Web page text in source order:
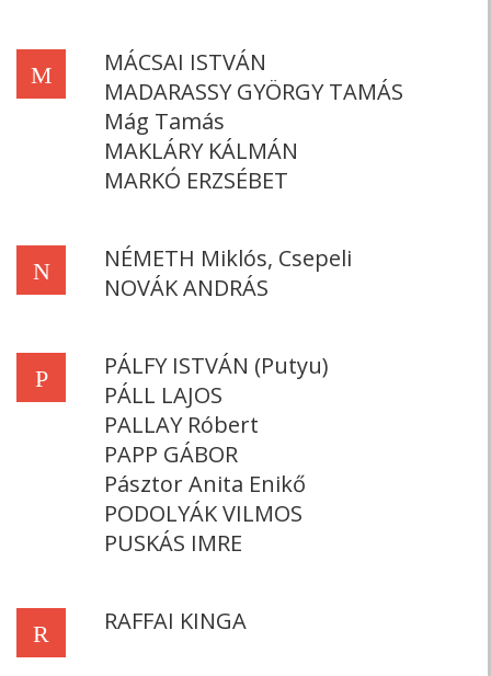
M
MÁCSAI ISTVÁN
MADARASSY GYÖRGY TAMÁS
Mág Tamás
MAKLÁRY KÁLMÁN
MARKÓ ERZSÉBET
N
NÉMETH Miklós, Csepeli
NOVÁK ANDRÁS
P
PÁLFY ISTVÁN (Putyu)
PÁLL LAJOS
PALLAY Róbert
PAPP GÁBOR
Pásztor Anita Enikő
PODOLYÁK VILMOS
PUSKÁS IMRE
R RAFFAI KINGA